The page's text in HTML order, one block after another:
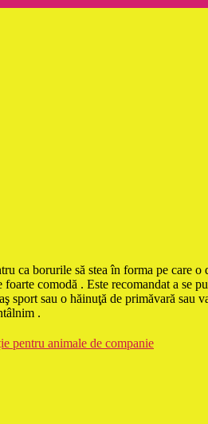
borurile să stea în forma pe care o
comodă . Este recomandat a se
sau o hăinuţă de primăvară sau
.
pentru animale de companie